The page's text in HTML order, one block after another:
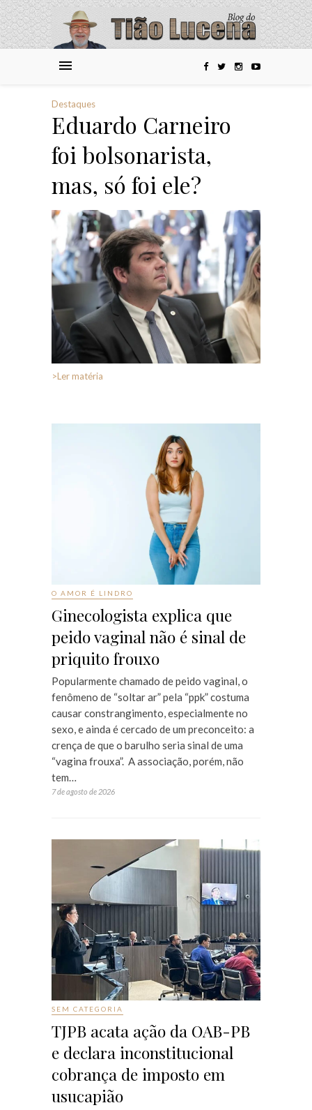
Destaques
Eduardo Carneiro
foi bolsonarista,
mas, só foi ele?
>Ler matéria
O AMOR É LINDRO
Ginecologista explica que
peido vaginal não é sinal de
priquito frouxo
Popularmente chamado de peido vaginal, o
fenômeno de “soltar ar” pela “ppk” costuma
causar constrangimento, especialmente no
sexo, e ainda é cercado de um preconceito: a
crença de que o barulho seria sinal de uma
“vagina frouxa”. A associação, porém, não
tem…
7 de agosto de 2026
SEM CATEGORIA
TJPB acata ação da OAB-PB
e declara inconstitucional
cobrança de imposto em
usucapião